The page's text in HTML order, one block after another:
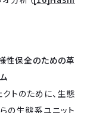
性保全のための革
トのために、生態
の生態系ユニット